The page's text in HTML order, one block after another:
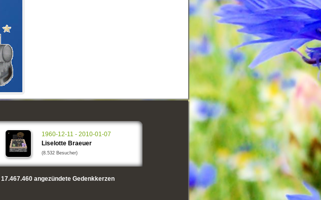
1960-12-11 - 2010-01-07
Liselotte Braeuer
(8.532 Besucher)
17.467.460angezündete Gedenkkerzen